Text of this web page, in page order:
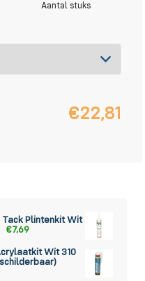
Aantal stuks
€22,81
Tack Plintenkit Wit
€7,69
Wit 310